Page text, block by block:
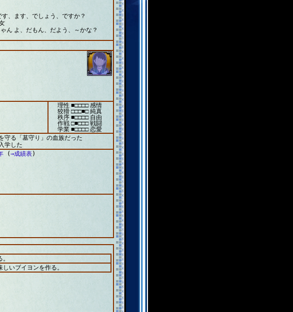
、ます、でしょう、ですか？
ん よ、だもん、だよう、～かな？
理性 ■□□□□ 感情
狡猾 □□□■□ 純真
秩序 ■□□□□ 自由
作戦 □■□□□ 戦闘
学業 ■□□□□ 恋愛
守る「墓守り」の血族だった
学した
(→成績表)
しいブイヨンを作る。